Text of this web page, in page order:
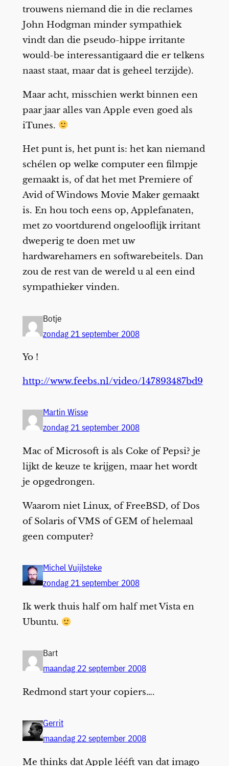
trouwens niemand die in die reclames
John Hodgman minder sympathiek
vindt dan die pseudo-hippe irritante
would-be interessantigaard die er telkens
naast staat, maar dat is geheel terzijde).
Maar acht, misschien werkt binnen een
paar jaar alles van Apple even goed als
iTunes.
Het punt is, het punt is: het kan niemand
schélen op welke computer een filmpje
gemaakt is, of dat het met Premiere of
Avid of Windows Movie Maker gemaakt
is. En hou toch eens op, Applefanaten,
met zo voortdurend ongelooflijk irritant
dweperig te doen met uw
hardwarehamers en softwarebeitels. Dan
zou de rest van de wereld u al een eind
sympathieker vinden.
Botje
zondag 21 september 2008
Yo !
http://www.feebs.nl/video/147893487bd9
Martin Wisse
zondag 21 september 2008
Mac of Microsoft is als Coke of Pepsi? je
lijkt de keuze te krijgen, maar het wordt
je opgedrongen.
Waarom niet Linux, of FreeBSD, of Dos
of Solaris of VMS of GEM of helemaal
geen computer?
Michel Vuijlsteke
zondag 21 september 2008
Ik werk thuis half om half met Vista en
Ubuntu.
Bart
maandag 22 september 2008
Redmond start your copiers….
Gerrit
maandag 22 september 2008
Me thinks dat Apple lééft van dat imago